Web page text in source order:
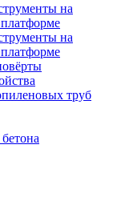
на
на
труб